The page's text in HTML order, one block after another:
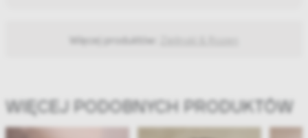
Więcej produktów:
WIĘCEJ PODOBNYCH PRODUKTÓW